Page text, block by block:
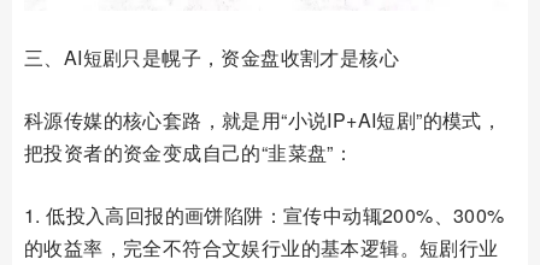
三、AI短剧只是幌子，资金盘收割才是核心
科源传媒的核心套路，就是用“小说IP+AI短剧”的模式，
把投资者的资金变成自己的“韭菜盘”：
1. 低投入高回报的画饼陷阱：宣传中动辄200%、300%
的收益率，完全不符合文娱行业的基本逻辑。短剧行业